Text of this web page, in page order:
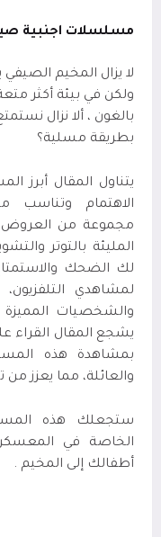
مسلسلات اجنبية
لا يزال المخيم
ولكن في بيئة أكثر
بالغون ، ألا نزال
بطريقة مسلية؟
يتناول المقال أبرز
الاهتمام وتناسب
مجموعة من العروض
المليئة بالتوتر
لك الضحك
لمشاهدي
والشخصيات المميزة
يشجع المقال القراء
بمشاهدة هذه
والعائلة، مما يعزز
ستجعلك هذه
الخاصة في
أطفالك إلى المخيم .